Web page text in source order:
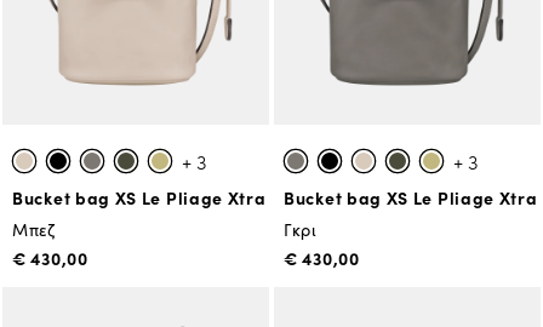
+ 3
Bucket bag XS Le Pliage Xtra
Μπεζ
€ 430,00
+ 3
Bucket bag XS Le Pliage Xtra
Γκρι
€ 430,00